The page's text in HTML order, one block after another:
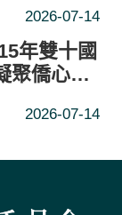
2026-07-14
年雙十國
聚僑心深
2026-07-14